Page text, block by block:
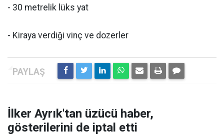
- 30 metrelik lüks yat
- Kiraya verdiği vinç ve dozerler
İlker Ayrık'tan üzücü haber,
gösterilerini de iptal etti